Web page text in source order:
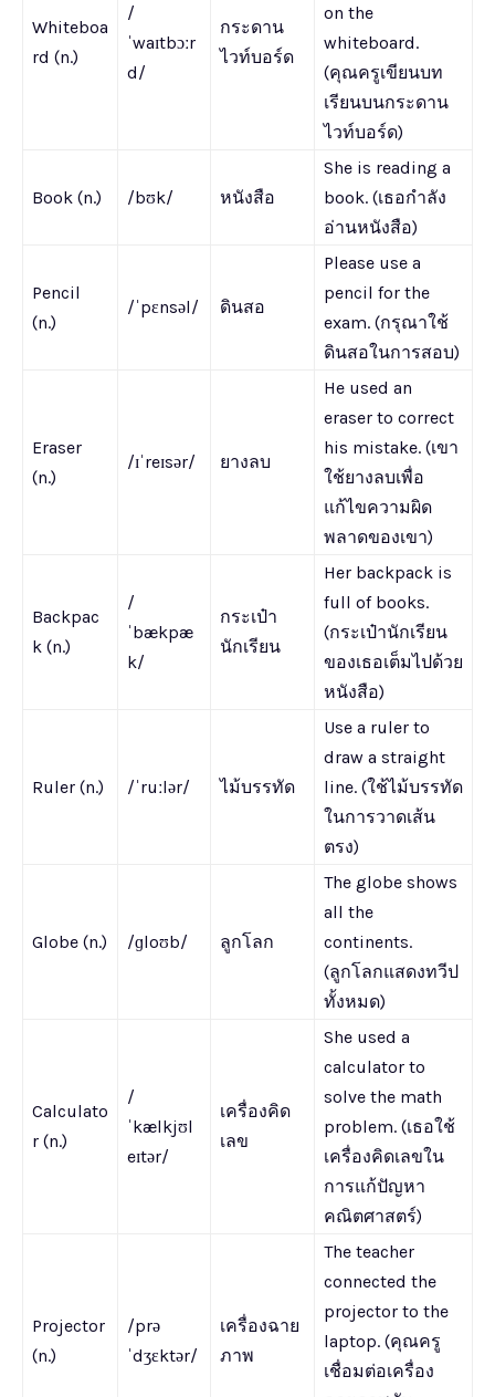
Whiteboa
rd (n.)
/
ˈwaɪtbɔːr
d/
กระดาน
ไวท์บอร์ด
on the
whiteboard.
(คุณครูเขียนบท
เรียนบนกระดาน
ไวท์บอร์ด)
Book (n.) /bʊk/ หนังสือ
She is reading a
book. (เธอกำลัง
อ่านหนังสือ)
Pencil
(n.)
/ˈpɛnsəl/ ดินสอ
Please use a
pencil for the
exam. (กรุณาใช้
ดินสอในการสอบ)
Eraser
(n.)
/ɪˈreɪsər/ ยางลบ
He used an
eraser to correct
his mistake. (เขา
ใช้ยางลบเพื่อ
แก้ไขความผิด
พลาดของเขา)
Backpac
k (n.)
/
ˈbækpæ
k/
กระเป๋า
นักเรียน
Her backpack is
full of books.
(กระเป๋านักเรียน
ของเธอเต็มไปด้วย
หนังสือ)
Ruler (n.) /ˈruːlər/ ไม้บรรทัด
Use a ruler to
draw a straight
line. (ใช้ไม้บรรทัด
ในการวาดเส้น
ตรง)
Globe (n.) /ɡloʊb/ ลูกโลก
The globe shows
all the
continents.
(ลูกโลกแสดงทวีป
ทั้งหมด)
Calculato
r (n.)
/
ˈkælkjʊl
eɪtər/
เครื่องคิด
เลข
She used a
calculator to
solve the math
problem. (เธอใช้
เครื่องคิดเลขใน
การแก้ปัญหา
คณิตศาสตร์)
Projector
(n.)
/prə
ˈdʒɛktər/
เครื่องฉาย
ภาพ
The teacher
connected the
projector to the
laptop. (คุณครู
เชื่อมต่อเครื่อง